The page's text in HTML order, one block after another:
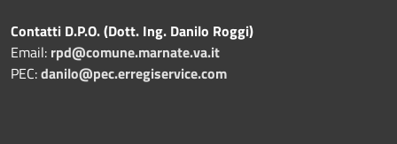
Contatti D.P.O. (Dott. Ing. Danilo Roggi)
Email: rpd@comune.marnate.va.it
PEC:danilo@pec.erregiservice.com